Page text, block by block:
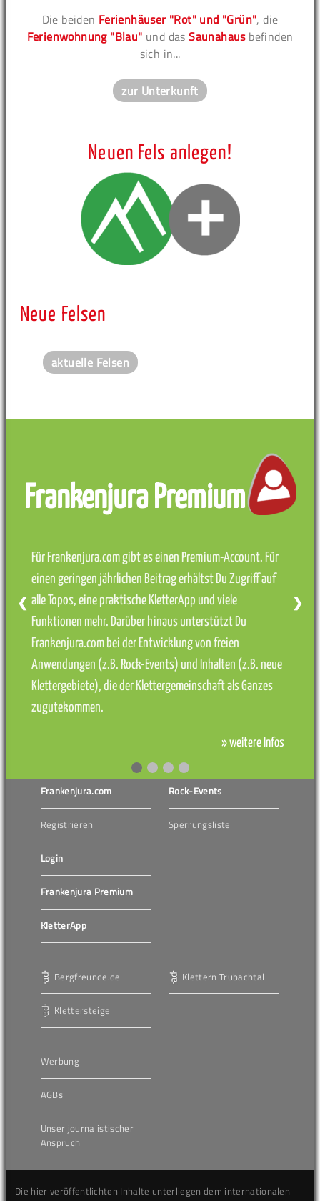
Die beiden Ferienhäuser "Rot" und "Grün", die
Ferienwohnung "Blau" und dasSaunahausbefinden
sich in...
zur Unterkunft
Neuen Fels anlegen!
Neue Felsen
aktuelle Felsen
Frankenjura Premium
Für Frankenjura.com gibt es einen Premium-Account. Für
einen geringen jährlichen Beitrag erhältst Du Zugriff auf
alle Topos, eine praktische KletterApp und viele
Funktionen mehr. Darüber hinaus unterstützt Du
Frankenjura.com bei der Entwicklung von freien
Anwendungen (z.B. Rock-Events) und Inhalten (z.B. neue
Klettergebiete), die der Klettergemeinschaft als Ganzes
zugutekommen.
» weitere Infos
❮ ❯
Frankenjura.com
Registrieren
Login
Frankenjura Premium
KletterApp
Rock-Events
Sperrungsliste
Bergfreunde.de
Klettersteige
Klettern Trubachtal
Werbung
AGBs
Unser journalistischer
Anspruch
Die hier veröffentlichten Inhalte unterliegen dem internationalen